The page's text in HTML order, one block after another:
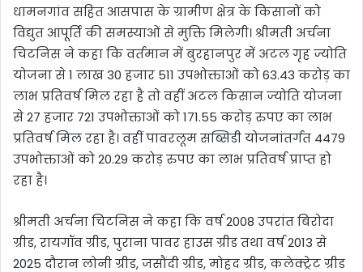
धामनगांव सहित आसपास के ग्रामीण क्षेत्र के किसानों को
विद्युत आपूर्ति की समस्याओं से मुक्ति मिलेगी। श्रीमती अर्चना
चिटनिस ने कहा कि वर्तमान में बुरहानपुर में अटल गृह ज्योति
योजना से 1 लाख 30 हजार 511 उपभोक्ताओं को 63.43 करोड़ का
लाभ प्रतिवर्ष मिल रहा है तो वहीं अटल किसान ज्योति योजना
से 27 हजार 721 उपभोक्ताओं को 171.55 करोड़ रुपए का लाभ
प्रतिवर्ष मिल रहा है। वहीं पावरलूम सब्सिडी योजनांतर्गत 4479
उपभोक्ताओं को 20.29 करोड़ रुपए का लाभ प्रतिवर्ष प्राप्त हो
रहा है।
श्रीमती अर्चना चिटनिस ने कहा कि वर्ष 2008 उपरांत बिरोदा
ग्रीड, रायगॉव ग्रीड, पुराना पावर हाउस ग्रीड तथा वर्ष 2013 से
2025 दौरान लोनी ग्रीड, जसौंदी ग्रीड, मोहद ग्रीड, कलेक्ट्रेट ग्रीड